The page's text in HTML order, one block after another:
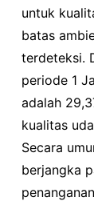
untuk
batas
terdeteksi.
periode 1
adalah
kualitas
Secara
berjangka